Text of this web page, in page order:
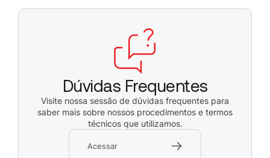
Dúvidas Frequentes
Visite nossa sessão de dúvidas frequentes para
saber mais sobre nossos procedimentos e termos
técnicos que utilizamos.
Acessar